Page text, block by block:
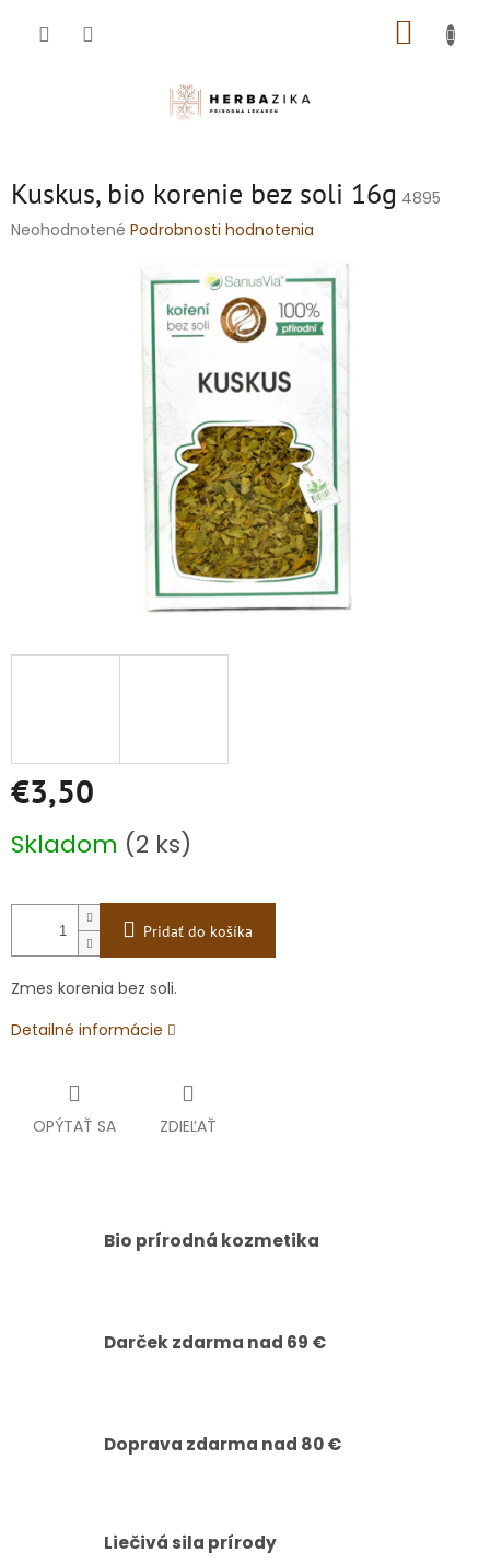
Kuskus, bio korenie bez soli 16g 4895
Priemerné
Neohodnotené Podrobnosti hodnotenia
€3,50
cena:
Skladom (2 ks)
Pridať do košíka
Zmes korenia bez soli.
Detailné informácie
OPÝTAŤ SA ZDIEĽAŤ
Bio prírodná kozmetika
Darček zdarma nad 69 €
Doprava zdarma nad 80 €
Liečivá sila prírody